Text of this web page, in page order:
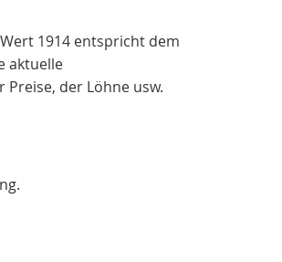
1914 entspricht dem
aktuelle
der Löhne usw.